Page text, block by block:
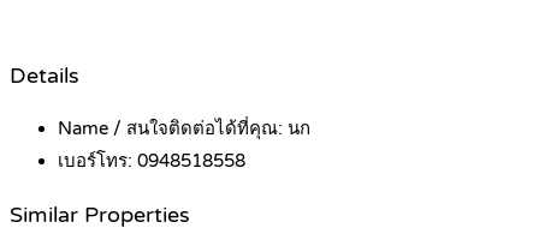
Details
Name / สนใจติดต่อได้ที่คุณ: นก
เบอร์โทร: 0948518558
Similar Properties